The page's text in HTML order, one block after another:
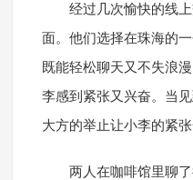
经过几次愉快的线
面。他们选择在珠海的
既能轻松聊天又不失浪
李感到紧张又兴奋。当
大方的举止让小李的紧张
两人在咖啡馆里聊